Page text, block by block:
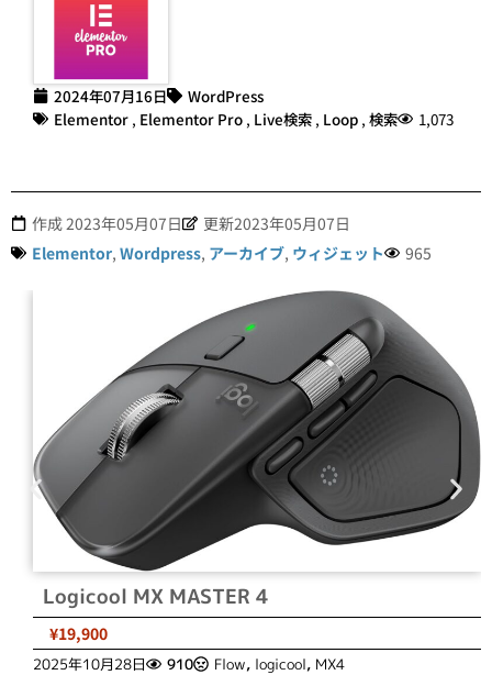
2024年07月16日
WordPress
Elementor , Elementor Pro , Live検索 , Loop , 検索 1,073
作成 2023年05月07日
更新2023年05月07日
Elementor, Wordpress, アーカイブ, ウィジェット 965
Logicool MX MASTER 4
¥19,900
2025年10月28日 910 Flow, logicool, MX4